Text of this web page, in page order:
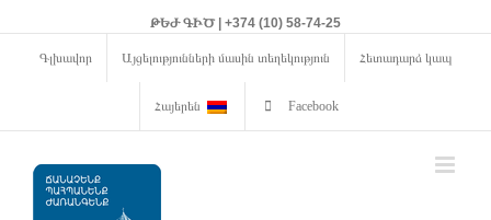
ԹԵԺ ԳԻԾ | +374 (10) 58-74-25
Գլխավոր Այցելությունների մասին տեղեկություն Հետադարձ կապ
Հայերեն Facebook